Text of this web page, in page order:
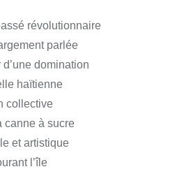
révolutionnaire
parlée
domination
haïtienne
collective
canne à sucre
et artistique
l’île